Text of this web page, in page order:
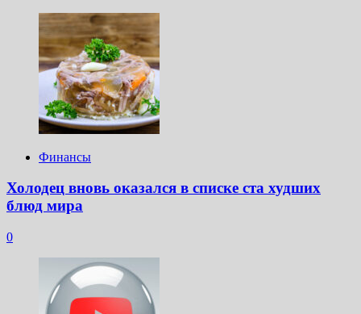
Финансы
Холодец вновь оказался в списке ста худших
блюд мира
0